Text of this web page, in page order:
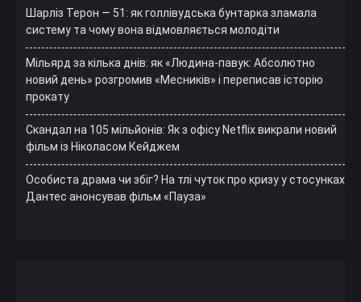
Шарліз Терон — 51: як голлівудська бунтарка зламала
систему та чому вона відмовляється молодіти
Мільярд за кілька днів: як «Людина-павук: Абсолютно
новий день» розгромив «Месників» і переписав історію
прокату
Скандал на 105 мільйонів: Як з офісу Netflix викрали новий
фільм із Ніколасом Кейджем
Особиста драма чи збіг? На тлі чуток про кризу у стосунках
Дантес анонсував фільм «Пауза»